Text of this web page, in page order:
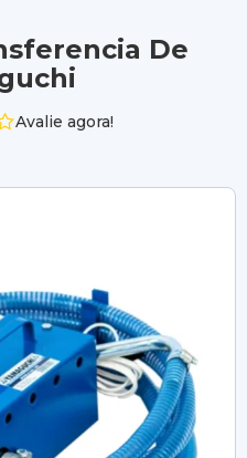
De
Avalie agora!